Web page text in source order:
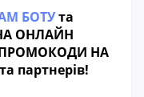
БОТУта
ОНЛАЙН
ПРОМОКОДИ НА
партнерів!